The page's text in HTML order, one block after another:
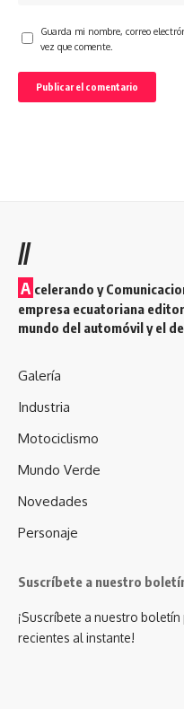
Guarda mi nombre, correo
vez que comente.
//
A celerando y
empresa ecuatoriana
mundo del automóvil y el
Galería
Industria
Motociclismo
Mundo Verde
Novedades
Personaje
Suscríbete a nuestro
¡Suscríbete a nuestro
recientes al instante!